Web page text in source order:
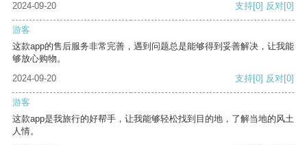
2024-09-20 支持[0] 反对[0]
游客
这款app的售后服务非常完善，遇到问题总是能够得到妥善解决，让我能
够放心购物。
2024-09-20
支持[0] 反对[0]
游客
这款app是我旅行的好帮手，让我能够轻松找到目的地，了解当地的风土
人情。